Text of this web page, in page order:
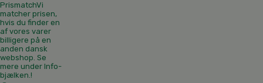
PrismatchVi
matcher prisen,
hvis du finder en
af vores varer
billigere på en
anden dansk
webshop. Se
mere under Info-
bjælken.!